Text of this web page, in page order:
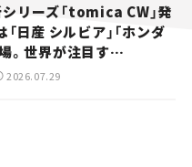
リーズ「tomica CW」発
「日産 シルビア」「ホンダ
。世界が注目す
点【クルマとホビー】
2026.07.29